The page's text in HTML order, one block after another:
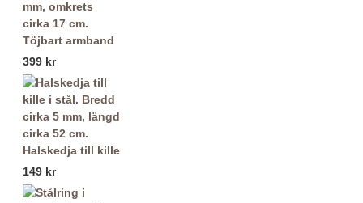
Töjbart armband
399 kr
Halskedja till kille
149 kr